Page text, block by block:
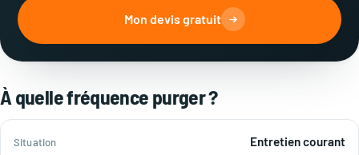
Mon devis gratuit
À quelle fréquence purger ?
Situation Entretien courant